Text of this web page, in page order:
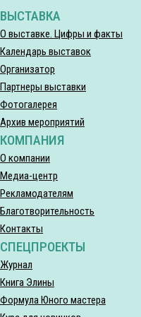
ВЫСТАВКА
О выставке. Цифры и факты
Календарь выставок
Организатор
Партнеры выставки
Фотогалерея
Архив мероприятий
КОМПАНИЯ
О компании
Медиа-центр
Рекламодателям
Благотворительность
Контакты
СПЕЦПРОЕКТЫ
Журнал
Книга Элины
Формула Юного мастера